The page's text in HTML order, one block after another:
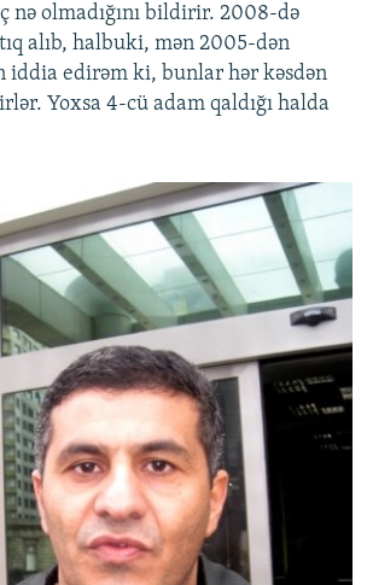
nə olmadığını bildirir. 2008-də
alıb, halbuki, mən 2005-dən
iddia edirəm ki, bunlar hər kəsdən
Yoxsa 4-cü adam qaldığı halda